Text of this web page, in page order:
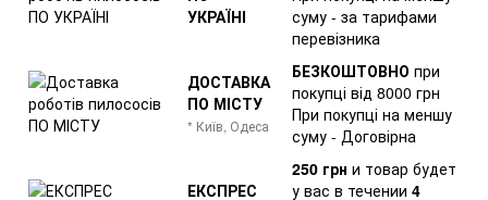
УКРАЇНІ
суму - за тарифами
перевізника
ДОСТАВКА
ПО МІСТУ
* Київ, Одеса
БЕЗКОШТОВНО при
покупці від 8000 грн
При покупці на меншу
суму - Договірна
ЕКСПРЕС
250 грн и товар будет
у вас в течении 4